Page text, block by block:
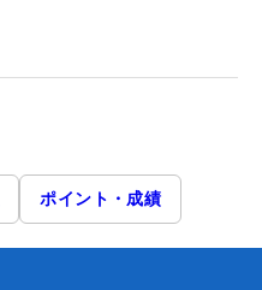
ポイント・成績